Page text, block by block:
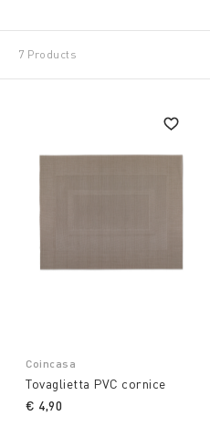
7 Products
Coincasa
Tovaglietta PVC cornice
€ 4,90